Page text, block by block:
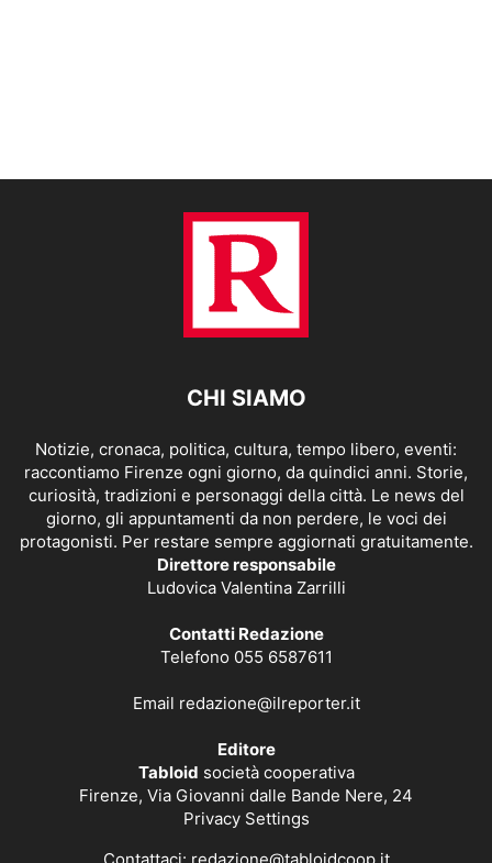
CHI SIAMO
Notizie, cronaca, politica, cultura, tempo libero, eventi:
raccontiamo Firenze ogni giorno, da quindici anni. Storie,
curiosità, tradizioni e personaggi della città. Le news del
giorno, gli appuntamenti da non perdere, le voci dei
protagonisti. Per restare sempre aggiornati gratuitamente.
Direttore responsabile
Ludovica Valentina Zarrilli
Contatti Redazione
Telefono 055 6587611
Email redazione@ilreporter.it
Editore
Tabloid società cooperativa
Firenze, Via Giovanni dalle Bande Nere, 24
Privacy Settings